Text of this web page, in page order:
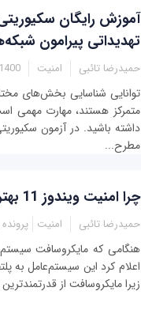
آموزش رایگان
تهدیداتی پیرامون
حمیدرضا تائبی امنیت 12:10
توانایی شناسایی بخش‌های
متمرکز هستند، مهارت مهمی
داشته باشید. در آزمون
مطرح...
چرا امنیت ویندوز 11 بهتر از ویندوز 10 است؟
حمیدرضا تائبی امنیت
اعلام کرد این سیستم‌عامل به
زیرا مایکروسافت از